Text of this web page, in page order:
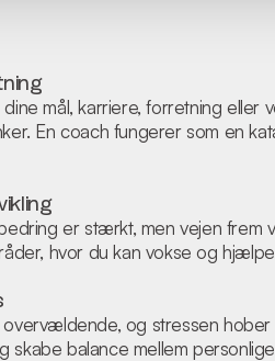
mål, karriere, forretning
En coach fungerer som en
er stærkt, men vejen frem
hvor du kan vokse og
og stressen
skabe balance mellem